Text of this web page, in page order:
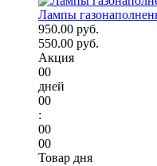
Лампы
950.00 руб.
550.00 руб.
Акция
00
дней
00
:
00
00
Товар дня